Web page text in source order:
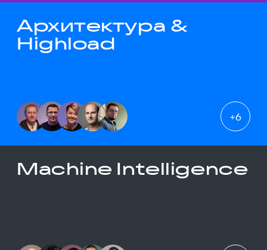
Архитектура &
Highload
+6
Machine Intelligence